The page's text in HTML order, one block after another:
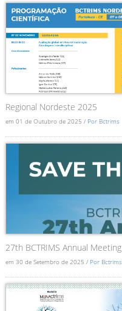
Regional Nordeste 2025
em 01 de Outubro de 2025 / Por Bctrims
27th BCTRIMS Annual Meeting
em 30 de Setembro de 2025 / Por Bctrims